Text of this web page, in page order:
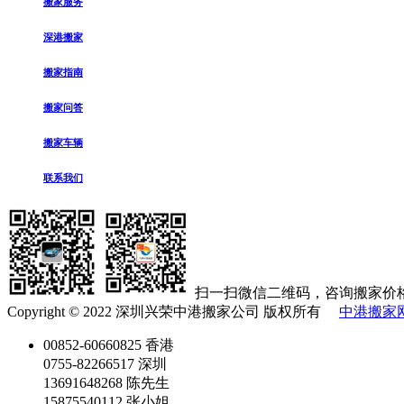
深港搬家
搬家指南
搬家问答
搬家车辆
联系我们
扫一扫微信二维码，咨询搬家价
Copyright © 2022 深圳兴荣中港搬家公司 版权所有 中港搬家
00852-60660825 香港
0755-82266517 深圳
13691648268 陈先生